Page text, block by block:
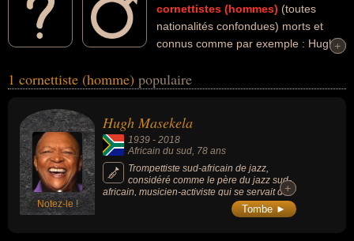
cornettistes (hommes) (toutes
nationalités confondues) morts et
connus comme par exemple : Hugh
des liens variés dans les domaines de l'art, du jazz ou de la
bugliste, musicien ou trompettiste. En ce qui concerne leurs
nationalités au moment de leurs morts, ils peuvent avoir été africain
du sud par exemple.
+
+
1 cornettiste (homme) populaire
Notez-le !
Hugh Masekela
1939 - 2018
Africain du sud, 78 ans
Trompettiste sud-africain de jazz,
considéré comme le père du jazz sud-
africain, musicien-activiste qui se servait de
la musique pour exprimer ses intimes
convictions et faire part des combats
+
+
Tombe ►